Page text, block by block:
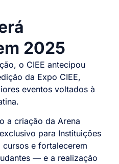
2025
o CIEE antecipou
da Expo CIEE,
eventos voltados à
a criação da Arena
para Instituições
cursos e fortalecerem
— e a realização